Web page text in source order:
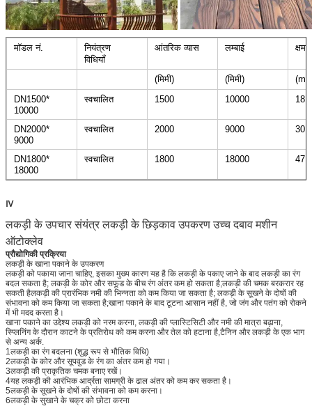
मॉडल नं.
नियंत्रण
विधियाँ
आंतरिक व्यास लम्बाई क्षमता
(मिमी) (मिमी)
DN1500*
10000
स्वचालित 1500 10000
DN2000*
9000
स्वचालित 2000 9000
DN1800*
18000
स्वचालित 1800 18000
Ⅳ
लकड़ी के उपचार संयंत्र लकड़ी के छिड़काव उपकरण उच्च दबाव मशीन
ऑटोक्लेव
प्रौद्योगिकी प्रक्रिया
लकड़ी के खाना पकाने के उपकरण
लकड़ी को पकाया जाना चाहिए, इसका मुख्य कारण यह है कि लकड़ी के पकाए जाने के बाद लकड़ी का रंग
बदल सकता है; लकड़ी के कोर और सफूड के बीच रंग अंतर कम हो सकता है;लकड़ी की चमक बरकरार रह
सकती हैलकड़ी की प्रारंभिक नमी की भिन्नता को कम किया जा सकता है; लकड़ी के सूखने के दोषों की
संभावना को कम किया जा सकता है;खाना पकाने के बाद टूटना आसान नहीं है, जो जंग और पतंग को रोकने
में भी मदद करता है।
खाना पकाने का उद्देश्य लकड़ी को नरम करना, लकड़ी की प्लास्टिसिटी और नमी की मात्रा बढ़ाना,
स्प्लिनिंग के दौरान काटने के प्रतिरोध को कम करना और तेल को हटाना है,टैनिन और लकड़ी के एक भाग
से अन्य अर्क.
1लकड़ी का रंग बदलना (शुद्ध रूप से भौतिक विधि)
2लकड़ी के कोर और सूपवुड के रंग का अंतर कम हो गया।
3लकड़ी की प्राकृतिक चमक बनाए रखें।
4यह लकड़ी की आरंभिक आर्द्रता सामग्री के ढाल अंतर को कम कर सकता है।
5लकड़ी के सूखने के दोषों की संभावना को कम करना।
6लकड़ी के सुखाने के चक्र को छोटा करना